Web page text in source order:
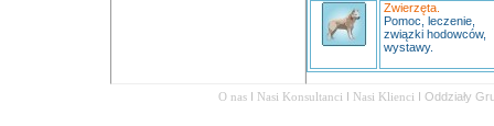
Zwierzęta.
Pomoc, leczenie,
związki hodowców,
wystawy.
O nas I Nasi Konsultanci I Nasi Klienci I Oddziały